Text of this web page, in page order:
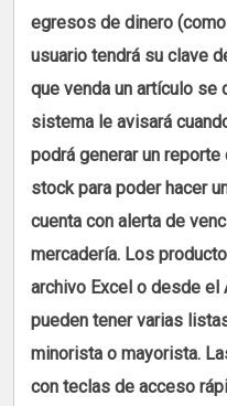
egresos de dinero
usuario tendrá su clave
que venda un artículo se
sistema le avisará
podrá generar un
stock para poder hacer
cuenta con alerta de
mercadería. Los
archivo Excel o desde el
pueden tener varias
minorista o mayorista.
con teclas de acceso